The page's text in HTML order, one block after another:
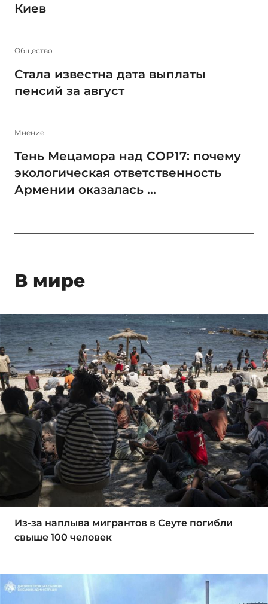
Киев
Общество
Стала известна дата выплаты
пенсий за август
Мнение
Тень Мецамора над COP17: почему
экологическая ответственность
Армении оказалась ...
В мире
Из-за наплыва мигрантов в Сеуте погибли
свыше 100 человек